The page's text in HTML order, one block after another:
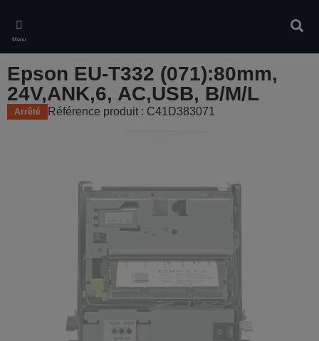
main
content
Menu
Epson EU-T332 (071):80mm,
24V,ANK,6, AC,USB, B/M/L
Arrêté Référence produit : C41D383071